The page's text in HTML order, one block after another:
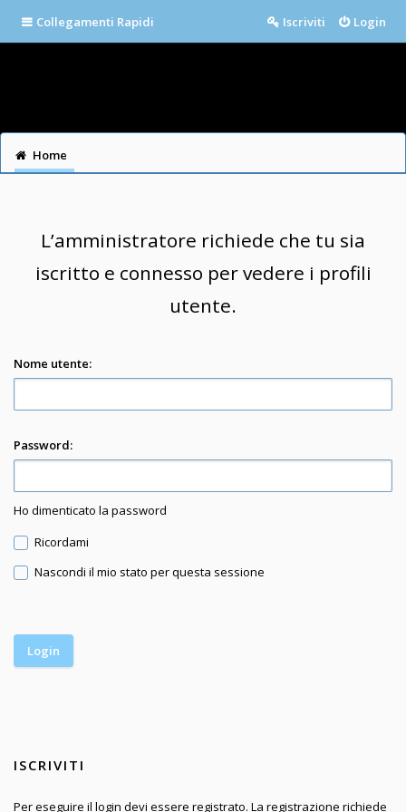
Collegamenti Rapidi Login
Iscriviti
Home
L’amministratore richiede che tu sia
iscritto e connesso per vedere i profili
utente.
Nome utente:
Password:
Ho dimenticato la password
Ricordami
Nascondi il mio stato per questa sessione
ISCRIVITI
Per eseguire il login devi essere registrato. La registrazione richiede